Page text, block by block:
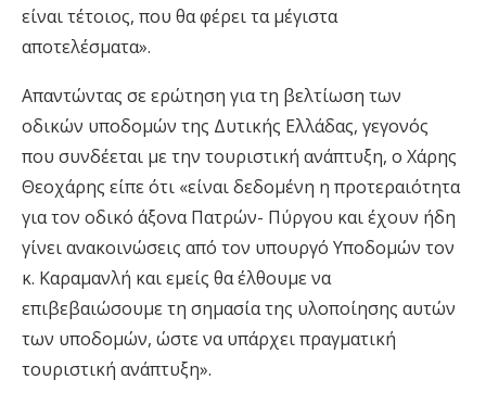
είναι τέτοιος, που θα φέρει τα μέγιστα
αποτελέσματα».
Απαντώντας σε ερώτηση για τη βελτίωση των
οδικών υποδομών της Δυτικής Ελλάδας, γεγονός
που συνδέεται με την τουριστική ανάπτυξη, ο Χάρης
Θεοχάρης είπε ότι «είναι δεδομένη η προτεραιότητα
για τον οδικό άξονα Πατρών- Πύργου και έχουν ήδη
γίνει ανακοινώσεις από τον υπουργό Υποδομών τον
κ. Καραμανλή και εμείς θα έλθουμε να
επιβεβαιώσουμε τη σημασία της υλοποίησης αυτών
των υποδομών, ώστε να υπάρχει πραγματική
τουριστική ανάπτυξη».